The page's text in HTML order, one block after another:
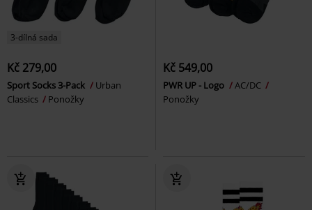
3-dílná sada
Kč 279,00
Sport Socks 3-Pack
Urban
Classics
Ponožky
Kč 549,00
PWR UP - Logo
AC/DC
Ponožky